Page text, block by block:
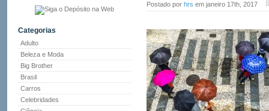
Categorias
Adulto
Beleza e Moda
Big Brother
Brasil
Carros
Celebridades
Postado por hrs em janeiro 17th, 2017